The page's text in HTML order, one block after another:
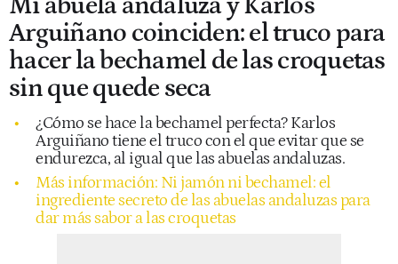
Arguiñano coinciden: el truco para
hacer la bechamel de las croquetas
sin que quede seca
¿Cómo se hace la bechamel perfecta? Karlos
Arguiñano tiene el truco con el que evitar que se
endurezca, al igual que las abuelas andaluzas.
Más información: Ni jamón ni bechamel: el
ingrediente secreto de las abuelas andaluzas para
dar más sabor a las croquetas